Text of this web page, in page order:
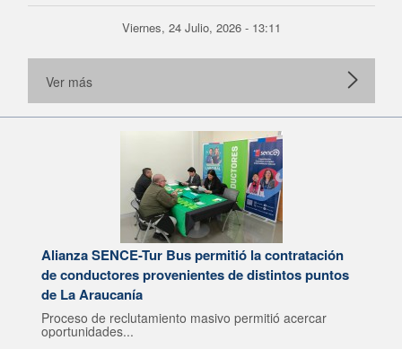
Viernes, 24 Julio, 2026 - 13:11
Ver más
Alianza SENCE-Tur Bus permitió la contratación
de conductores provenientes de distintos puntos
de La Araucanía
Proceso de reclutamiento masivo permitió acercar
oportunidades...